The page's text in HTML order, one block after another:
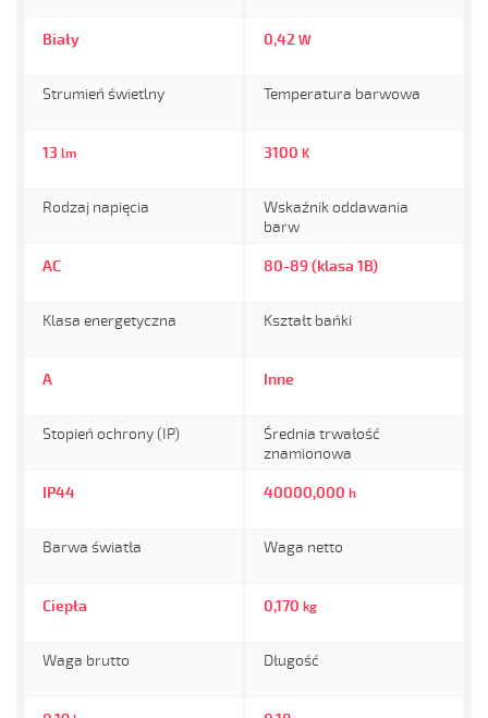
Biały 0,42 W
Strumień świetlny
13 lm
Temperatura barwowa
3100 K
Rodzaj napięcia
AC
Wskaźnik oddawania
barw
80-89 (klasa 1B)
Klasa energetyczna
A
Kształt bańki
Inne
Stopień ochrony (IP)
IP44
Średnia trwałość
znamionowa
40000,000 h
Barwa światła
Ciepła
Waga netto
0,170 kg
Waga brutto Długość